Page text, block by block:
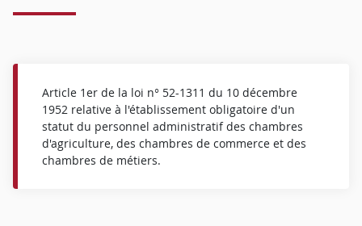
Article 1er de la loi n° 52-1311 du 10 décembre
1952 relative à l'établissement obligatoire d'un
statut du personnel administratif des chambres
d'agriculture, des chambres de commerce et des
chambres de métiers.